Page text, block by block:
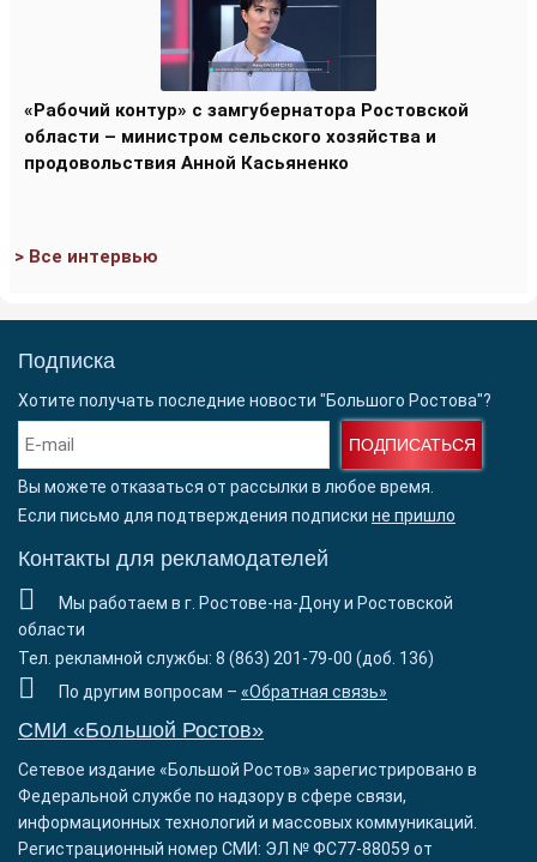
«Рабочий контур» с замгубернатора Ростовской
области – министром сельского хозяйства и
продовольствия Анной Касьяненко
> Все интервью
Подписка
Хотите получать последние новости "Большого Ростова"?
ПОДПИСАТЬСЯ
Вы можете отказаться от рассылки в любое время.
Если письмо для подтверждения подписки не пришло
Контакты для рекламодателей
Мы работаем в г. Ростове-на-Дону и Ростовской
области
Тел. рекламной службы: 8 (863) 201-79-00 (доб. 136)
По другим вопросам – «Обратная связь»
СМИ «Большой Ростов»
Сетевое издание «Большой Ростов» зарегистрировано в
Федеральной службе по надзору в сфере связи,
информационных технологий и массовых коммуникаций.
Регистрационный номер СМИ: ЭЛ № ФС77-88059 от